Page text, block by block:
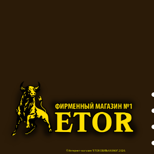
© Интернет-магазин "ETOR ОБУВЬ КАЗАКИ", 2026.